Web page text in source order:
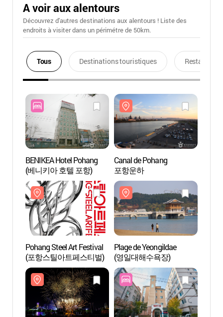
A voir aux alentours
Découvrez d'autres destinations aux alentours ! Liste des
endroits à visiter dans un périmétre de 50km.
Tous Destinations touristiques Restaurants
BENIKEA Hotel Pohang
(베니키아 호텔 포항)
Canal de Pohang
포항운하
Pohang Steel Art Festival
(포항스틸아트페스티벌)
Plage de Yeongildae
(영일대해수욕장)